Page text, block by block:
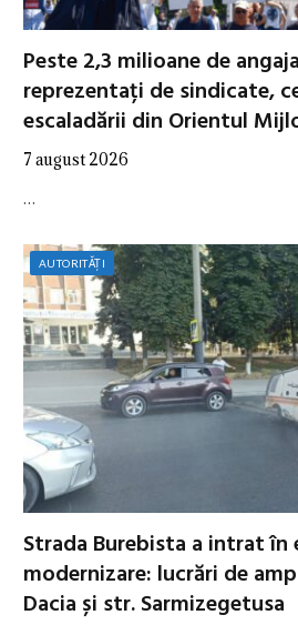
Peste 2,3 milioane de
reprezentați de sindicate,
escaladării din Orientul
7 august 2026
…
AUTORITĂȚI
Strada Burebista a intrat în
modernizare: lucrări de
Dacia și str. Sarmizegetusa